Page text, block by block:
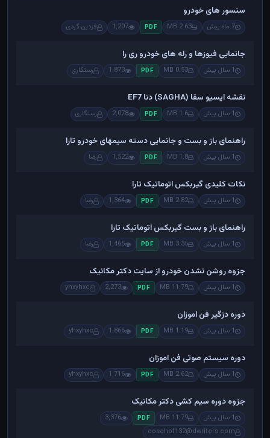
سنسور های خودرو
7 ماه پیش 2.63 MB
PDF
1,207 فردین گردی
جانمایی فیوزها و رله های خودرو ری را
1 سال پیش 0.53 MB
PDF
1,873 رستگاری
نقشه ایسیو سقا (SAGHA) دنا EF7
1 سال پیش 1.6 MB
PDF
2,078 رستگاری
راهنمای باز و بست و جانمایی دسته سیمهای خودرو تارا
1 سال پیش 1.8 MB
PDF
1,522 رضا
نکات کلیدی گیربکس اتوماتیک تارا
1 سال پیش 2.82 MB
PDF
1,364 رضا
راهنمای باز و بست گیربکس اتوماتیک تارا
1 سال پیش 3.35 MB
PDF
1,465 رضا
جزوه روشن نشدن خودرو از سایت دکتر مکانیک
1 سال پیش 11.79 MB
PDF
2,273
yhxyhxc
دوره دزگیر فن اموزان
1 سال پیش 1.19 MB
PDF
1,866
yhxyhxc
دوره سیستم صوتی فن اموزان
1 سال پیش 2.62 MB
PDF
1,716
yhxyhxc
جزوه دوره سیم کشی دکتر مکانیک
1 سال پیش 11.79 MB
PDF
3,376
cosehof132@dwriters.com